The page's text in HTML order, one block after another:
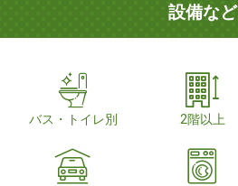
設備など
バス・トイレ別 2階以上